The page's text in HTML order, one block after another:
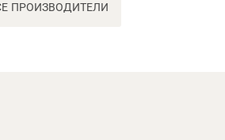
ПРОИЗВОДИТЕЛИ